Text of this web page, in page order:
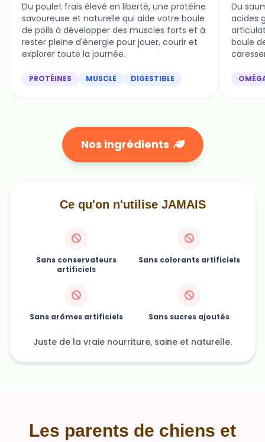
Du poulet frais élevé en liberté, une protéine
savoureuse et naturelle qui aide votre boule
de poils à développer des muscles forts et à
rester pleine d'énergie pour jouer, courir et
explorer toute la journée.
PROTÉINES MUSCLE DIGESTIBLE
Du
acides
boule
Nos ingrédients
Ce qu'on n'utilise JAMAIS
Sans conservateurs
artificiels
Sans colorants artificiels
Sans arômes artificiels Sans sucres ajoutés
Juste de la vraie nourriture, saine et naturelle.
Les parents de chiens et